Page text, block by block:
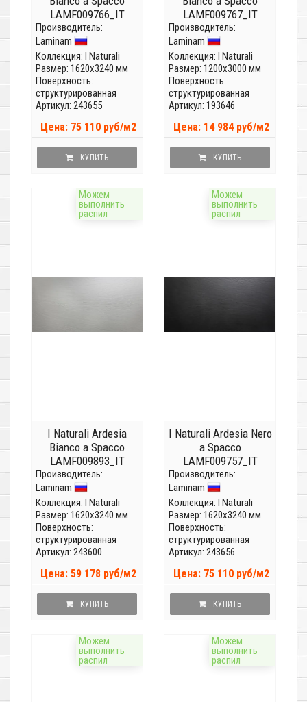
LAMF009766_IT
(Толщина 20 мм)
Производитель:
Laminam
Коллекция: I Naturali
Размер: 1620x3240 мм
Поверхность:
структурированная
Артикул: 243655
Цена: 75 110 руб/м2
КУПИТЬ
LAMF009767_IT
(Толщина 5мм)
Производитель:
Laminam
Коллекция: I Naturali
Размер: 1200x3000 мм
Поверхность:
структурированная
Артикул: 193646
Цена: 14 984 руб/м2
КУПИТЬ
Можем
выполнить
распил
I Naturali Ardesia
Bianco a Spacco
LAMF009893_IT
(Толщина 12 мм)
Производитель:
Laminam
Коллекция: I Naturali
Размер: 1620x3240 мм
Поверхность:
структурированная
Артикул: 243600
Цена: 59 178 руб/м2
КУПИТЬ
Можем
выполнить
распил
I Naturali Ardesia Nero
a Spacco
LAMF009757_IT
(Толщина 20 мм)
Производитель:
Laminam
Коллекция: I Naturali
Размер: 1620x3240 мм
Поверхность:
структурированная
Артикул: 243656
Цена: 75 110 руб/м2
КУПИТЬ
Можем
выполнить
распил
Можем
выполнить
распил